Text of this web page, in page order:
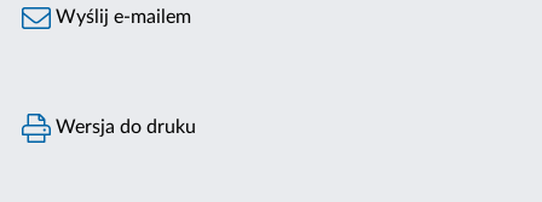
Wyślij e-mailem
Wersja do druku